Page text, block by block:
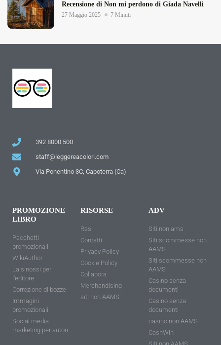
Recensione di Non mi perdono di Giada Navelli
27 Maggio 2025 7 Minuti
392 8000 500
staff@leggereacolori.com
Via Ponentino 3C, Capoterra (Ca)
PROMOZIONE
LIBRO
Pacchetti
promozionali
WikiAuthor
La sinossi per
l'editore
Correzione di bozze
Immagini
promozionali
Social media
marketing per autori
RISORSE
Rss
Contatti
Privacy Policy
Cookie Policy
Collabora
Merchandising
siti non AAMS
ADV
Siti non ams
Siti scommesse non
AAMS
Siti scommesse non
AAMS
Casino senza
documenti
Casino senza
documenti
casino non AAMS
CashWin